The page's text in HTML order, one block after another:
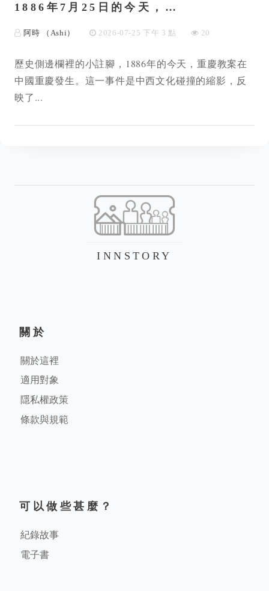
1886年7月25日的今天，…
阿時 （Ashi） 2026-07-25 下午 3 點 20
歷史側邊欄裡的小註腳，1886年的今天，重慶教案在
中國重慶發生。這一事件是中西文化碰撞的縮影，反
映了...
INNSTORY
關於
關於這裡
適用對象
隱私權政策
條款與規範
可以做些甚麼？
紀錄故事
電子書